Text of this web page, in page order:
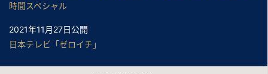
時間スペシャル
2021年11月27日公開
日本テレビ「ゼロイチ」
2021年11月24日公開